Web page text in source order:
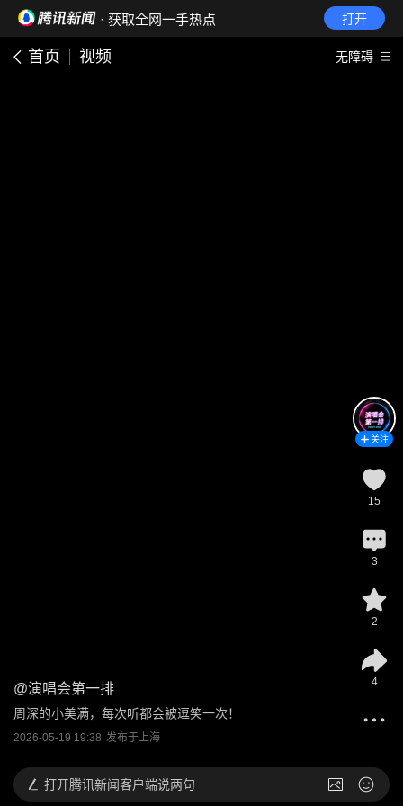
· 获取全网一手热点 打开
首页 视频 无障碍
@演唱会第一排
周深的小美满，每次听都会被逗笑一次！
2026-05-19 19:38 发布于上海
关注
15
3
2
4
打开腾讯新闻客户端说两句